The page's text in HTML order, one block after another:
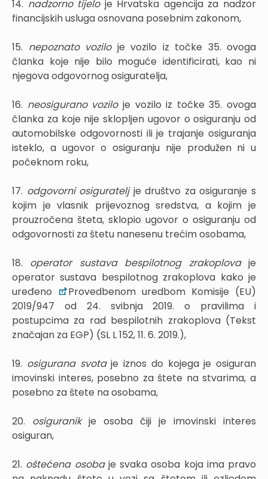
14. nadzorno tijelo je Hrvatska agencija za nadzor
financijskih usluga osnovana posebnim zakonom,
15. nepoznato vozilo je vozilo iz točke 35. ovoga
članka koje nije bilo moguće identificirati, kao ni
njegova odgovornog osiguratelja,
16. neosigurano vozilo je vozilo iz točke 35. ovoga
članka za koje nije sklopljen ugovor o osiguranju od
automobilske odgovornosti ili je trajanje osiguranja
isteklo, a ugovor o osiguranju nije produžen ni u
počeknom roku,
17. odgovorni osiguratelj je društvo za osiguranje s
kojim je vlasnik prijevoznog sredstva, a kojim je
prouzročena šteta, sklopio ugovor o osiguranju od
odgovornosti za štetu nanesenu trećim osobama,
18. operator sustava bespilotnog zrakoplovaje
operator sustava bespilotnog zrakoplova kako je
uređeno
Provedbenom uredbom Komisije (EU)
2019/947 od 24. svibnja 2019. o pravilima i
postupcima za rad bespilotnih zrakoplova (Tekst
značajan za EGP) (SL L 152, 11. 6. 2019.),
19. osigurana svotaje iznos do kojega je osiguran
imovinski interes, posebno za štete na stvarima, a
posebno za štete na osobama,
20. osiguranik je osoba čiji je imovinski interes
osiguran,
21. oštećena osoba je svaka osoba koja ima pravo